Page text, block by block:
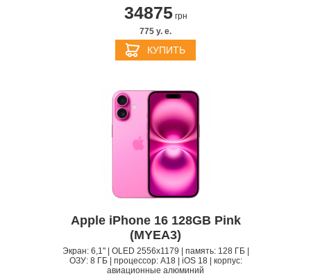
34875грн
775 y. e.
КУПИТЬ
Apple iPhone 16 128GB Pink
(MYEA3)
Экран: 6,1" | OLED 2556x1179 | память: 128 ГБ |
ОЗУ: 8 ГБ | процессор: A18 | iOS 18 | корпус:
авиационные алюминий